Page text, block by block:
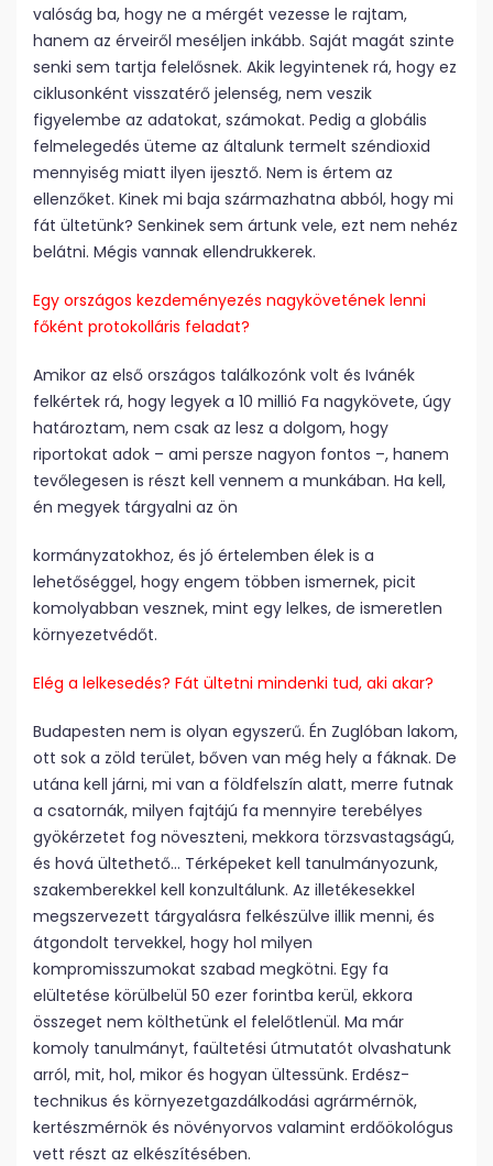
valóság ba, hogy ne a mérgét vezesse le rajtam,
hanem az érveiről meséljen inkább. Saját magát szinte
senki sem tartja felelősnek. Akik legyintenek rá, hogy ez
ciklusonként visszatérő jelenség, nem veszik
figyelembe az adatokat, számokat. Pedig a globális
felmelegedés üteme az általunk termelt széndioxid
mennyiség miatt ilyen ijesztő. Nem is értem az
ellenzőket. Kinek mi baja származhatna abból, hogy mi
fát ültetünk? Senkinek sem ártunk vele, ezt nem nehéz
belátni. Mégis vannak ellendrukkerek.
Egy országos kezdeményezés nagykövetének lenni
főként protokolláris feladat?
Amikor az első országos találkozónk volt és Ivánék
felkértek rá, hogy legyek a 10 millió Fa nagykövete, úgy
határoztam, nem csak az lesz a dolgom, hogy
riportokat adok – ami persze nagyon fontos –, hanem
tevőlegesen is részt kell vennem a munkában. Ha kell,
én megyek tárgyalni az ön
kormányzatokhoz, és jó értelemben élek is a
lehetőséggel, hogy engem többen ismernek, picit
komolyabban vesznek, mint egy lelkes, de ismeretlen
környezetvédőt.
Elég a lelkesedés? Fát ültetni mindenki tud, aki akar?
Budapesten nem is olyan egyszerű. Én Zuglóban lakom,
ott sok a zöld terület, bőven van még hely a fáknak. De
utána kell járni, mi van a földfelszín alatt, merre futnak
a csatornák, milyen fajtájú fa mennyire terebélyes
gyökérzetet fog növeszteni, mekkora törzsvastagságú,
és hová ültethető… Térképeket kell tanulmányozunk,
szakemberekkel kell konzultálunk. Az illetékesekkel
megszervezett tárgyalásra felkészülve illik menni, és
átgondolt tervekkel, hogy hol milyen
kompromisszumokat szabad megkötni. Egy fa
elültetése körülbelül 50 ezer forintba kerül, ekkora
összeget nem költhetünk el felelőtlenül. Ma már
komoly tanulmányt, faültetési útmutatót olvashatunk
arról, mit, hol, mikor és hogyan ültessünk. Erdész­
technikus és környezetgazdálkodási agrármérnök,
kertészmérnök és növényorvos valamint erdőökológus
vett részt az elkészítésében.